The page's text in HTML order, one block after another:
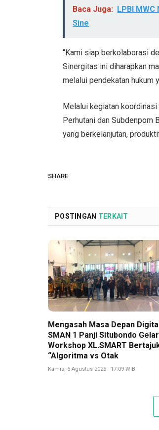
Baca Juga: LPBI
Sine
“Kami siap berkolaborasi
Sinergitas ini diharapkan
melalui pendekatan hukum
Melalui kegiatan koordinasi
Perhutani dan Subdenpom
yang berkelanjutan,
SHARE.
POSTINGAN TERKAIT
Mengasah Masa Depan
SMAN 1 Panji Situbondo Gelar
Workshop XL.SMART
“Algoritma vs Otak
Kamis, 6 Agustus 2026 - 17:09 WIB